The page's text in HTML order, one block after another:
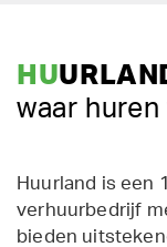
HU
waar huren
Huurland is een
verhuurbedrijf
bieden